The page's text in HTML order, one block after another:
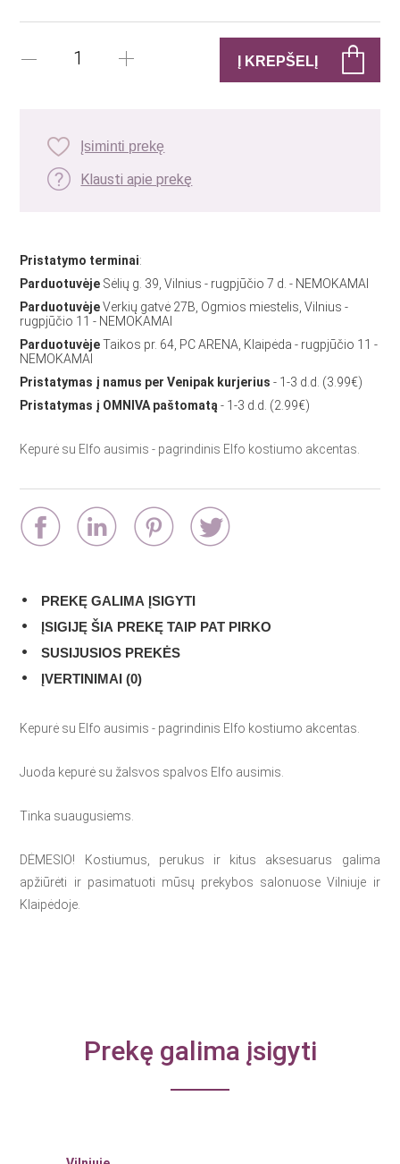
Įsiminti prekę
Klausti apie prekę
Pristatymo terminai:
Parduotuvėje Sėlių g. 39, Vilnius - rugpjūčio 7 d. - NEMOKAMAI
ParduotuvėjeVerkių gatvė 27B, Ogmios miestelis, Vilnius -
rugpjūčio 11 - NEMOKAMAI
ParduotuvėjeTaikos pr. 64, PC ARENA, Klaipėda - rugpjūčio 11 -
NEMOKAMAI
Pristatymas į namus per Venipak kurjerius - 1-3 d.d. (3.99€)
Pristatymas į OMNIVA paštomatą- 1-3 d.d. (2.99€)
Kepurė su Elfo ausimis - pagrindinis Elfo kostiumo akcentas.
PREKĘ GALIMA ĮSIGYTI
ĮSIGIJĘ ŠIA PREKĘ TAIP PAT PIRKO
SUSIJUSIOS PREKĖS
ĮVERTINIMAI (0)
Kepurė su Elfo ausimis - pagrindinis Elfo kostiumo akcentas.
Juoda kepurė su žalsvos spalvos Elfo ausimis.
Tinka suaugusiems.
DĖMESIO! Kostiumus, perukus ir kitus aksesuarus galima
apžiūrėti ir pasimatuoti mūsų prekybos salonuose Vilniuje ir
Klaipėdoje.
Prekę galima įsigyti